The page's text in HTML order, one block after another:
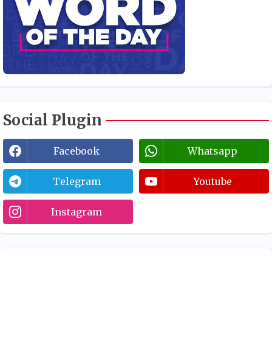
Social Plugin
Facebook Whatsapp
Telegram Youtube
Instagram